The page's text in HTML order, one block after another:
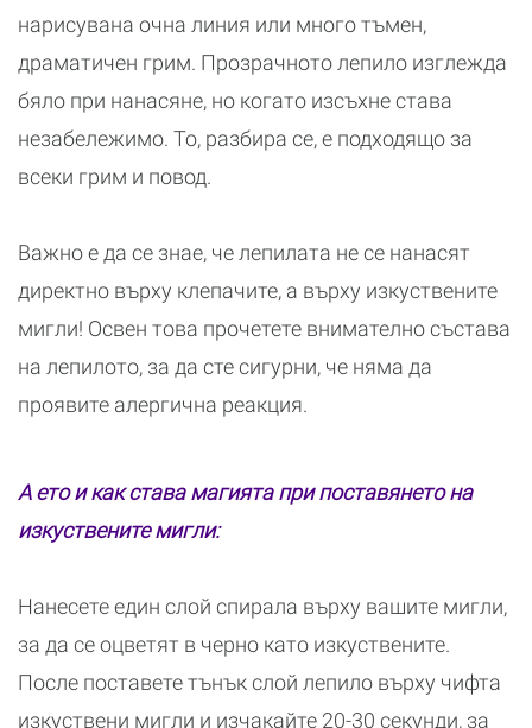
нарисувана очна линия или много тъмен,
драматичен грим. Прозрачното лепило изглежда
бяло при нанасяне, но когато изсъхне става
незабележимо. То, разбира се, е подходящо за
всеки грим и повод.
Важно е да се знае, че лепилата не се нанасят
директно върху клепачите, а върху изкуствените
мигли! Освен това прочетете внимателно състава
на лепилото, за да сте сигурни, че няма да
проявите алергична реакция.
А ето и как става магията при поставянето на
изкуствените мигли:
Нанесете един слой спирала върху вашите мигли,
за да се оцветят в черно като изкуствените.
После поставете тънък слой лепило върху чифта
изкуствени мигли и изчакайте 20-30 секунди, за